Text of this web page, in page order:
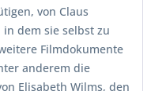
von Claus
dem sie selbst zu
Filmdokumente
anderem die
Elisabeth Wilms, den